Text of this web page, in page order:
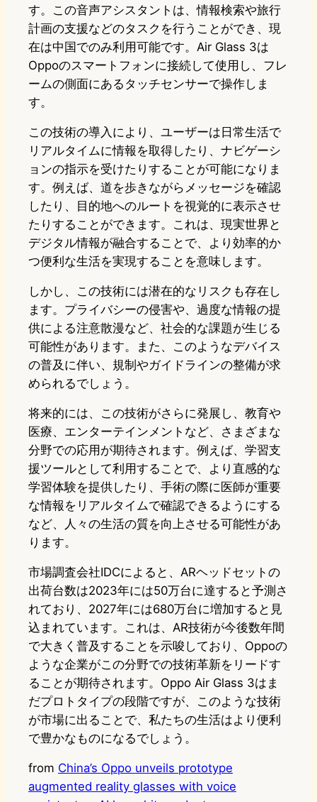
す。この音声アシスタントは、情報検索や旅行
計画の支援などのタスクを行うことができ、現
在は中国でのみ利用可能です。Air Glass 3は
Oppoのスマートフォンに接続して使用し、フレ
ームの側面にあるタッチセンサーで操作しま
す。
この技術の導入により、ユーザーは日常生活で
リアルタイムに情報を取得したり、ナビゲーシ
ョンの指示を受けたりすることが可能になりま
す。例えば、道を歩きながらメッセージを確認
したり、目的地へのルートを視覚的に表示させ
たりすることができます。これは、現実世界と
デジタル情報が融合することで、より効率的か
つ便利な生活を実現することを意味します。
しかし、この技術には潜在的なリスクも存在し
ます。プライバシーの侵害や、過度な情報の提
供による注意散漫など、社会的な課題が生じる
可能性があります。また、このようなデバイス
の普及に伴い、規制やガイドラインの整備が求
められるでしょう。
将来的には、この技術がさらに発展し、教育や
医療、エンターテインメントなど、さまざまな
分野での応用が期待されます。例えば、学習支
援ツールとして利用することで、より直感的な
学習体験を提供したり、手術の際に医師が重要
な情報をリアルタイムで確認できるようにする
など、人々の生活の質を向上させる可能性があ
ります。
市場調査会社IDCによると、ARヘッドセットの
出荷台数は2023年には50万台に達すると予測さ
れており、2027年には680万台に増加すると見
込まれています。これは、AR技術が今後数年間
で大きく普及することを示唆しており、Oppoの
ような企業がこの分野での技術革新をリードす
ることが期待されます。Oppo Air Glass 3はま
だプロトタイプの段階ですが、このような技術
が市場に出ることで、私たちの生活はより便利
で豊かなものになるでしょう。
from China’s Oppo unveils prototype
augmented reality glasses with voice